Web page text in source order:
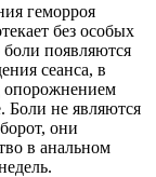
геморроя
без особых
появляются
сеанса, в
опорожнением
Боли не являются
они
в анальном